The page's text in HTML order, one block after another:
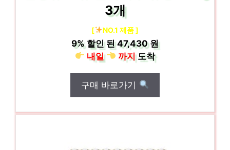
3개
[ NO.1 제품 ]
9% 할인 된47,430 원
내일
까지도착
구매 바로가기